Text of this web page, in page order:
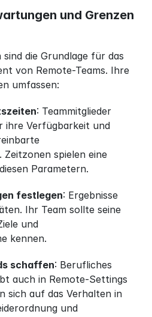
und Grenzen
die Grundlage für das
von Remote-Teams. Ihre
umfassen:
: Teammitglieder
ihre Verfügbarkeit und
Zeitzonen spielen eine
Parametern.
festlegen: Ergebnisse
Ihr Team sollte seine
und
kennen.
schaffen: Berufliches
auch in Remote-Settings
sich auf das Verhalten in
und